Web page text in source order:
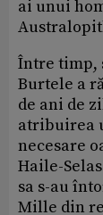
ai unui
Între timp,
Burtele a
de ani de
atribuirea
necesare
Haile-
sa s-au
Mille din